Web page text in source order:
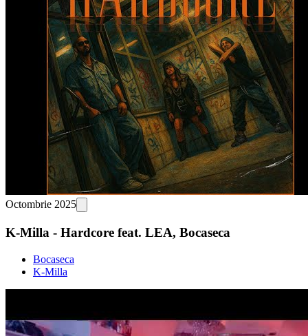
Octombrie 2025
K-Milla - Hardcore feat. LEA, Bocaseca
Bocaseca
K-Milla